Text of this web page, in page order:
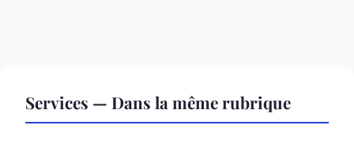
Services — Dans la même rubrique